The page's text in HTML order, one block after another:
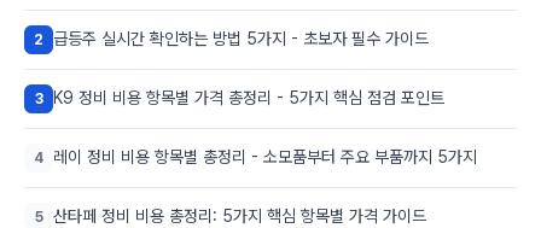
2 급등주 실시간 확인하는 방법 5가지 - 초보자 필수 가이드
3 K9 정비 비용 항목별 가격 총정리 - 5가지 핵심 점검 포인트
4 레이 정비 비용 항목별 총정리 - 소모품부터 주요 부품까지 5가지
5 산타페 정비 비용 총정리: 5가지 핵심 항목별 가격 가이드